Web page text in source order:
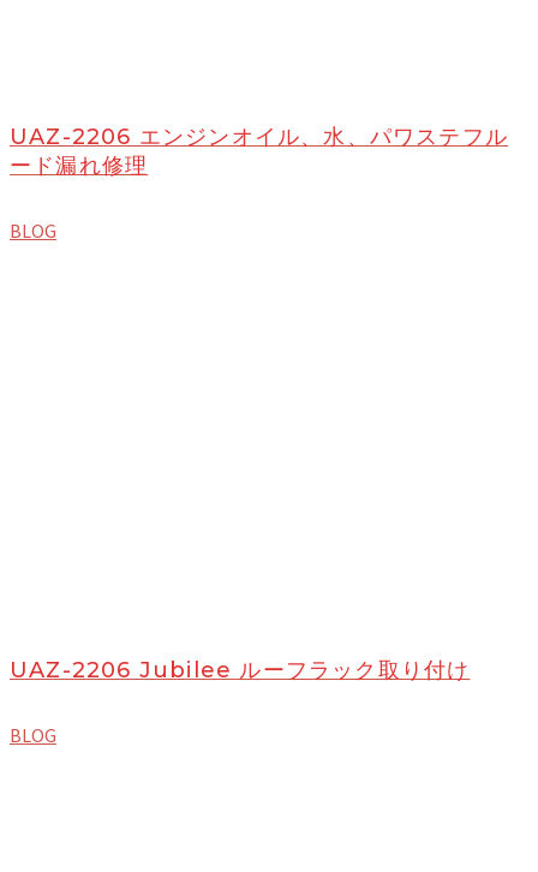
UAZ-2206 エンジンオイル、水、パワステフル
ード漏れ修理
BLOG
UAZ-2206 Jubilee ルーフラック取り付け
BLOG